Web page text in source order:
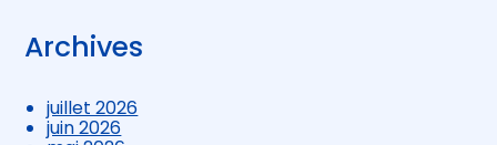
Archives
juillet 2026
juin 2026